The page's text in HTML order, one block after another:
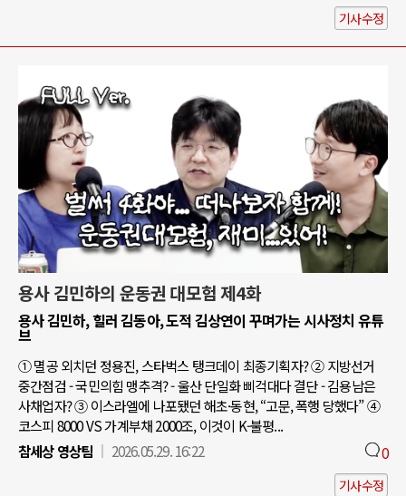
기사수정
용사 김민하의 운동권 대모험 제4화
용사 김민하, 힐러 김동아, 도적 김상연이 꾸며가는 시사정치 유튜
브
① 멸공 외치던 정용진, 스타벅스 탱크데이 최종기획자? ② 지방선거
중간점검 - 국민의힘 맹추격? - 울산 단일화 삐걱대다 결단 - 김용남은
사채업자? ③ 이스라엘에 나포됐던 해초·동현, “고문, 폭행 당했다” ④
코스피 8000 VS 가계부채 2000조, 이것이 K-불평...
참세상 영상팀
2026.05.29. 16:22 0
기사수정